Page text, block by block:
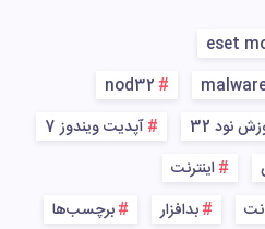
eset
nod32
نود 32
آپدیت ویندوز 7
اینترنت
بدافزار
برچسب‌ها